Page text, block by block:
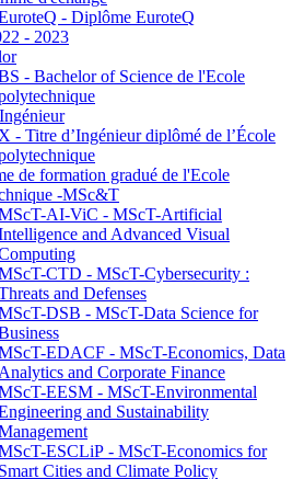
- Diplôme EuroteQ
- 2023
- Bachelor of Science de l'Ecole
X - Titre d’Ingénieur diplômé de l’École
de formation gradué de l'Ecole
-MSc&T
AI-ViC - MScT-Artificial
and Advanced Visual
CTD - MScT-Cybersecurity :
and Defenses
DSB - MScT-Data Science for
EDACF - MScT-Economics, Data
Analytics and Corporate Finance
EESM - MScT-Environmental
and Sustainability
ESCLiP - MScT-Economics for
Smart Cities and Climate Policy